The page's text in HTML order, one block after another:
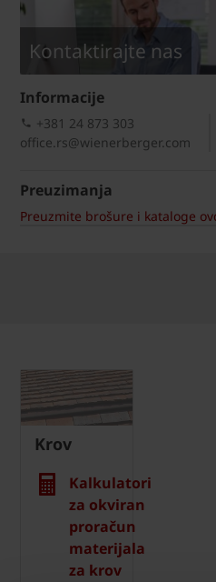
Kontaktirajte nas
Informacije
+381 24 873 303
office.rs@wienerberger.com
Preuzimanja
Preuzmite brošure i kataloge
Krov
Kalkulatori
za okviran
proračun
materijala
za krov